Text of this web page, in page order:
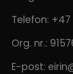
Telefon: +47
Org. nr.:
E-post: